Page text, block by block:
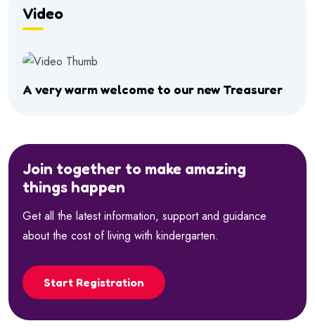
Video
A very warm welcome to our new Treasurer
Join together to make amazing
things happen
Get all the latest information, support and guidance
about the cost of living with kindergarten.
Start Registration